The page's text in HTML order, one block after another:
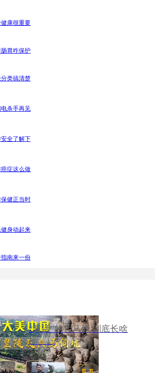
健康很重要
肠胃咋保护
分类搞清楚
电杀手再见
安全了解下
癌症这么做
保健正当时
健身动起来
指南来一份
“复活”的兵马俑 到底长啥
样……